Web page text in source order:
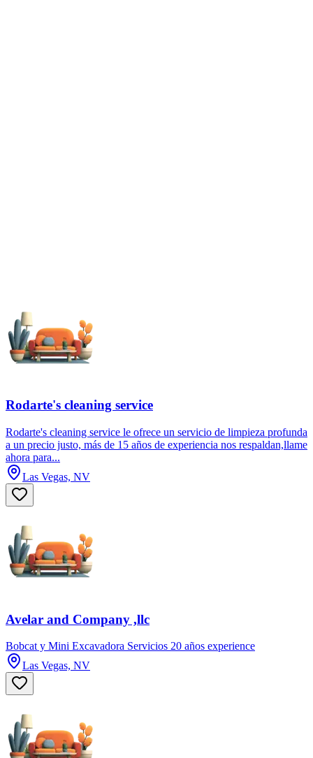
Rodarte's cleaning service
Rodarte's cleaning service le ofrece un servicio de limpieza profunda
a un precio justo, más de 15 años de experiencia nos respaldan,llame
ahora para...
Las Vegas, NV
Avelar and Company ,llc
Bobcat y Mini Excavadora Servicios 20 años experience
Las Vegas, NV